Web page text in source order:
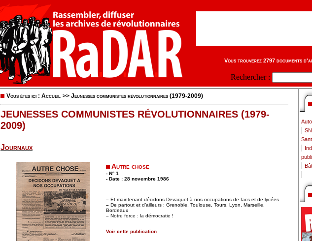
Vous trouverez 2797 documents
Rechercher :
Vous êtes ici : Accueil >> Jeunesses communistes révolutionnaires (1979-2009)
JEUNESSES COMMUNISTES RÉVOLUTIONNAIRES (1979-
2009)
Journaux
Autre chose
- N° 1
- Date : 28 novembre 1986
– Et maintenant décidons Devaquet à nos occupations de facs et de lycées
– De partout et d’ailleurs : Grenoble, Toulouse, Tours, Lyon, Marseille,
Bordeaux
– Notre force : la démocratie !
Voir cette publication
|
|
|
|